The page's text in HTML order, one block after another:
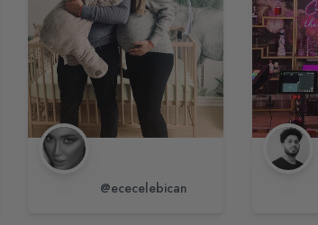
@ececelebican